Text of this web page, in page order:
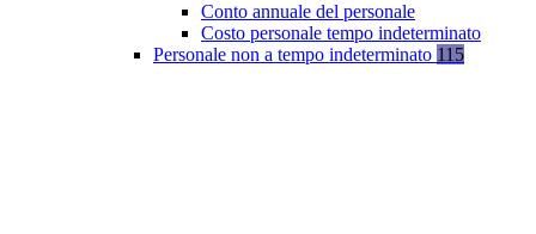
Conto annuale del personale
Costo personale tempo indeterminato
Personale non a tempo indeterminato 115